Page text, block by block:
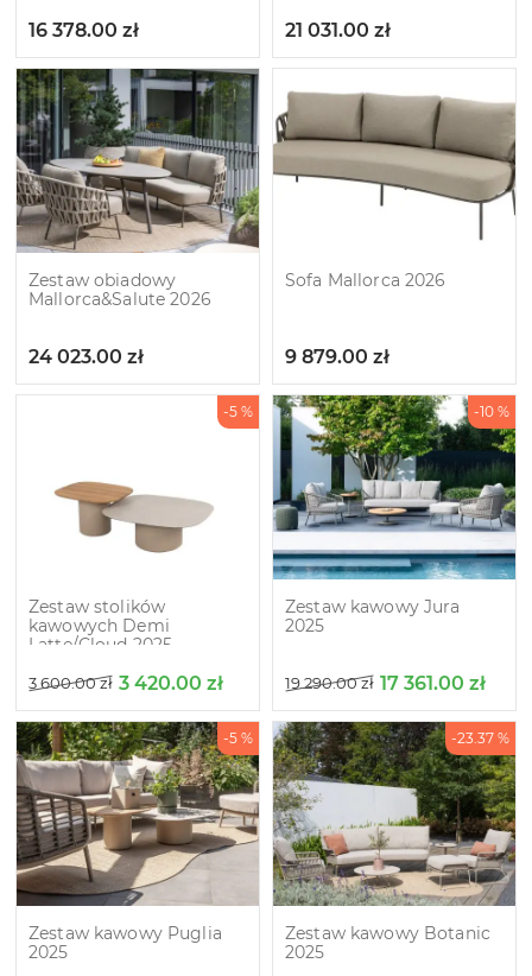
16 378.00 zł 21 031.00 zł
Zestaw obiadowy
Mallorca&Salute 2026
24 023.00 zł
Sofa Mallorca 2026
9 879.00 zł
-5 %
Zestaw stolików
kawowych Demi
Latte/Cloud 2025
3 600.00zł 3 420.00 zł
-10 %
Zestaw kawowy Jura
2025
19 290.00zł 17 361.00 zł
-5 %
Zestaw kawowy Puglia
2025
-23.37 %
Zestaw kawowy Botanic
2025